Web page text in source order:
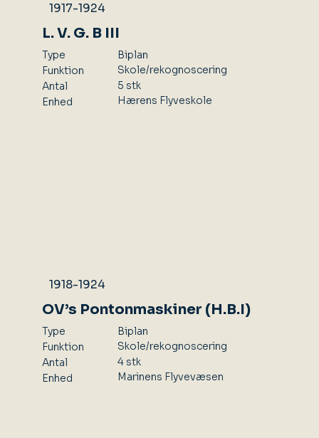
1917-1924
L. V. G. B III
Type
Funktion
Antal
Enhed
Biplan
Skole/rekognoscering
5 stk
Hærens Flyveskole
1918-1924
OV’s Pontonmaskiner (H.B.I)
Type
Funktion
Antal
Enhed
Biplan
Skole/rekognoscering
4 stk
Marinens Flyvevæsen